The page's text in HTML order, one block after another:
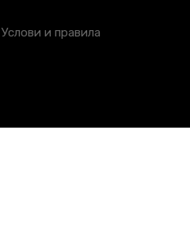
Услови и правила